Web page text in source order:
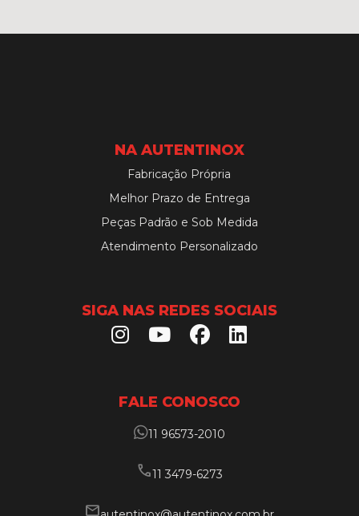
NA AUTENTINOX
Fabricação Própria
Melhor Prazo de Entrega
Peças Padrão e Sob Medida
Atendimento Personalizado
SIGA NAS REDES SOCIAIS
FALE CONOSCO
11 96573-2010
call11 3479-6273
mail